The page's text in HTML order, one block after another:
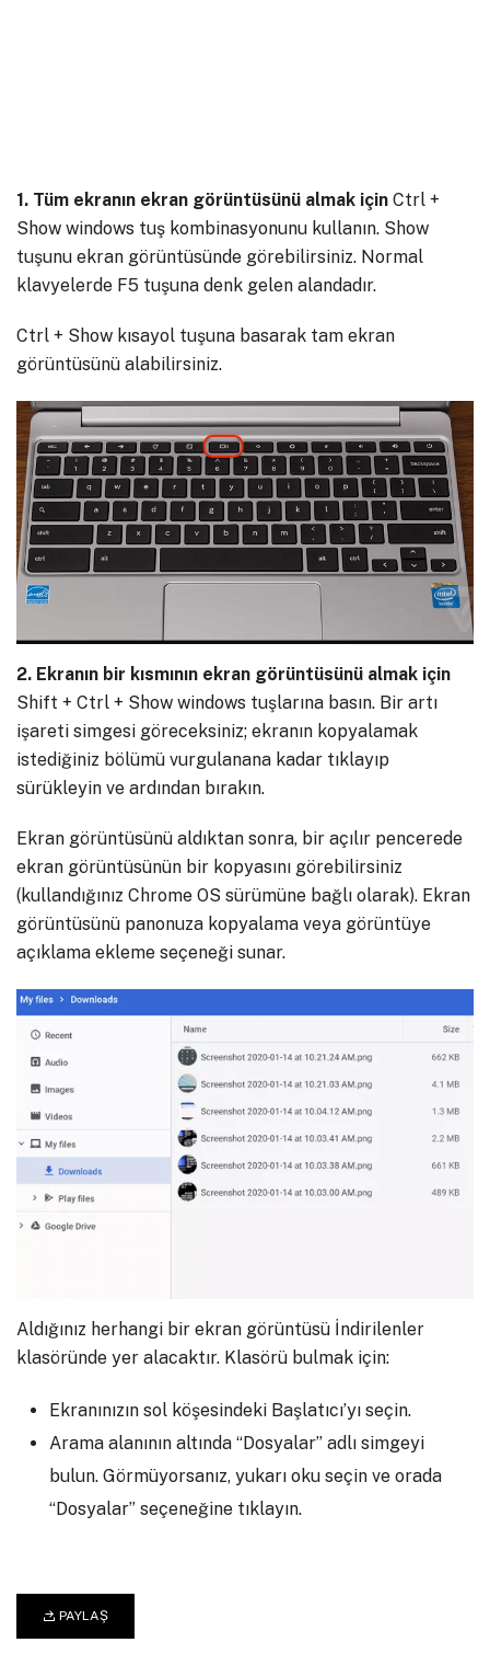
PAYLAŞ
1. Tüm ekranın ekran görüntüsünü almak için Ctrl +
Show windows tuş kombinasyonunu kullanın. Show
tuşunu ekran görüntüsünde görebilirsiniz. Normal
klavyelerde F5 tuşuna denk gelen alandadır.
Ctrl + Show kısayol tuşuna basarak tam ekran
görüntüsünü alabilirsiniz.
2. Ekranın bir kısmının ekran görüntüsünü almak için
Shift + Ctrl + Show windows tuşlarına basın. Bir artı
işareti simgesi göreceksiniz; ekranın kopyalamak
istediğiniz bölümü vurgulanana kadar tıklayıp
sürükleyin ve ardından bırakın.
Ekran görüntüsünü aldıktan sonra, bir açılır pencerede
ekran görüntüsünün bir kopyasını görebilirsiniz
(kullandığınız Chrome OS sürümüne bağlı olarak). Ekran
görüntüsünü panonuza kopyalama veya görüntüye
açıklama ekleme seçeneği sunar.
Aldığınız herhangi bir ekran görüntüsü İndirilenler
klasöründe yer alacaktır. Klasörü bulmak için:
Ekranınızın sol köşesindeki Başlatıcı’yı seçin.
Arama alanının altında “Dosyalar” adlı simgeyi
bulun. Görmüyorsanız, yukarı oku seçin ve orada
“Dosyalar” seçeneğine tıklayın.